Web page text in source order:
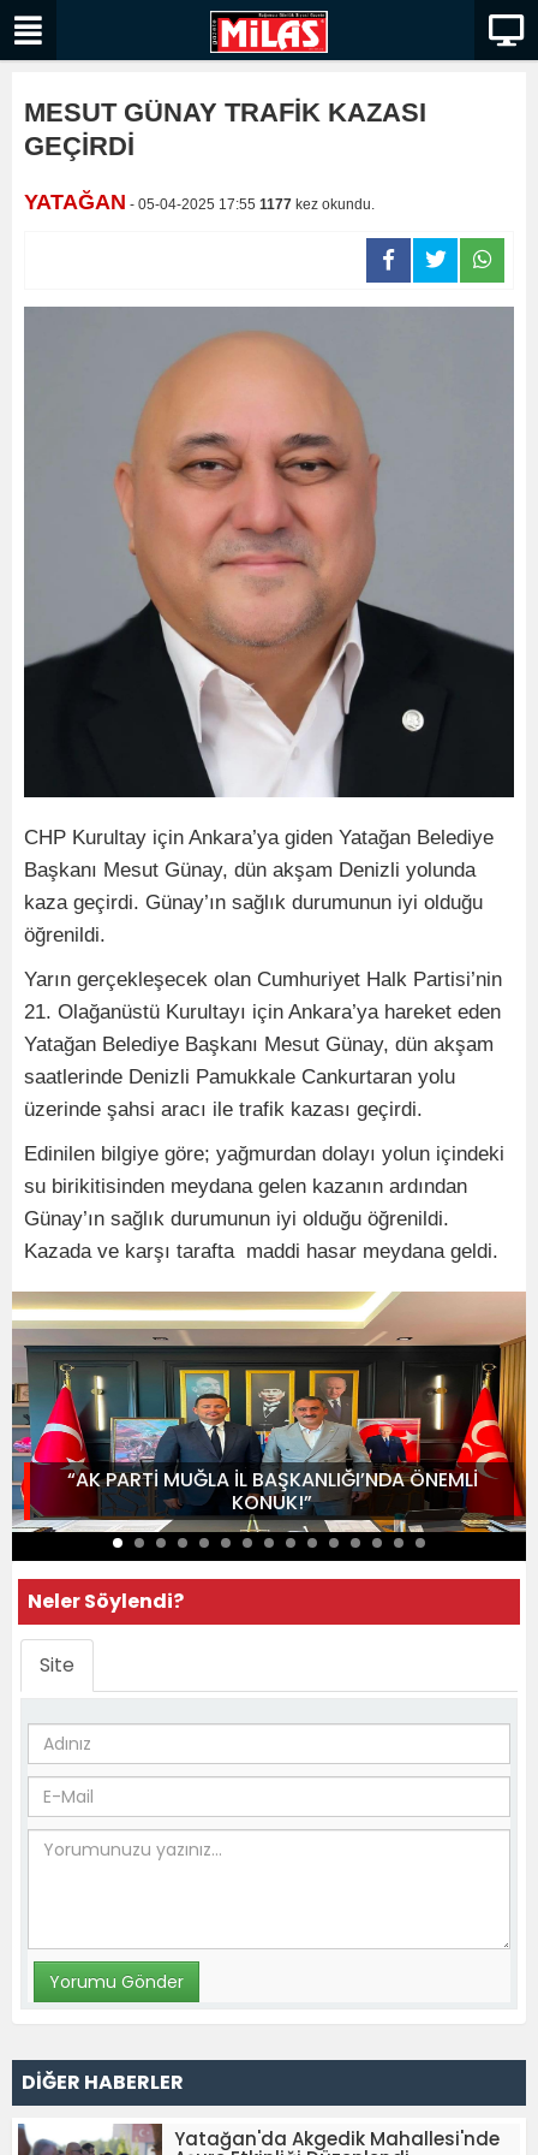
MESUT GÜNAY TRAFİK KAZASI
GEÇİRDİ
YATAĞAN - 05-04-2025 17:55 1177 kez okundu.
CHP Kurultay için Ankara’ya giden Yatağan Belediye
Başkanı Mesut Günay, dün akşam Denizli yolunda
kaza geçirdi. Günay’ın sağlık durumunun iyi olduğu
öğrenildi.
Yarın gerçekleşecek olan Cumhuriyet Halk Partisi’nin
21. Olağanüstü Kurultayı için Ankara’ya hareket eden
Yatağan Belediye Başkanı Mesut Günay, dün akşam
saatlerinde Denizli Pamukkale Cankurtaran yolu
üzerinde şahsi aracı ile trafik kazası geçirdi.
Edinilen bilgiye göre; yağmurdan dolayı yolun içindeki
su birikitisinden meydana gelen kazanın ardından
Günay’ın sağlık durumunun iyi olduğu öğrenildi.
Kazada ve karşı tarafta maddi hasar meydana geldi.
“AK PARTİ MUĞLA İL BAŞKANLIĞI’NDA ÖNEMLİ
KONUK!”
Neler Söylendi?
Site
DİĞER HABERLER
Yatağan'da Akgedik Mahallesi'nde